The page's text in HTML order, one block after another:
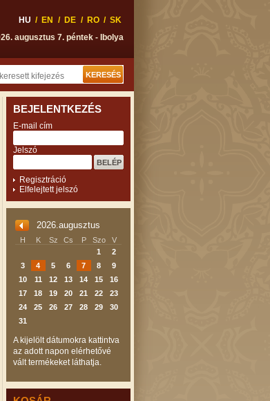
HU / EN / DE / RO / SK
augusztus 7. péntek - Ibolya
BEJELENTKEZÉS
E-mail cím
Jelszó
Regisztráció
Elfelejtett jelszó
2026.augusztus
H K Sz Cs P Szo
V
1
2
3
4 5 6 7 8
9
10
11 12 13 14 15
16
17
18 19 20 21 22
23
24
25 26 27 28 29
30
31
A kijelölt dátumokra kattintva
az adott napon elérhetővé
vált termékeket láthatja.